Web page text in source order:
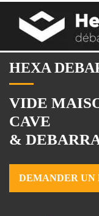
contenu
HEXA
VIDE
CAVE
&
DEMANDER UN